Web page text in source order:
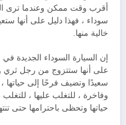
أقرب وقت ممكن وعندما ترى
سوداء ، فهذا دليل على أنها
خالية منها.
إن السيارة السوداء الجديدة في
على أنها ستتزوج من رجل ثري
سعيدًا وتضيف فرحًا إلى حياتها
وفاخرة ، للتغلب عليها ،
حياتها وتحظى باحترامها حتى